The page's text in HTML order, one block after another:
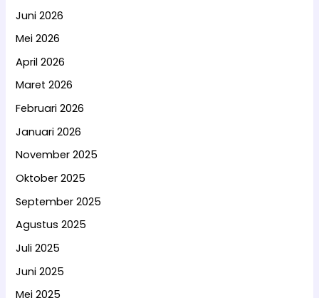
Juni 2026
Mei 2026
April 2026
Maret 2026
Februari 2026
Januari 2026
November 2025
Oktober 2025
September 2025
Agustus 2025
Juli 2025
Juni 2025
Mei 2025